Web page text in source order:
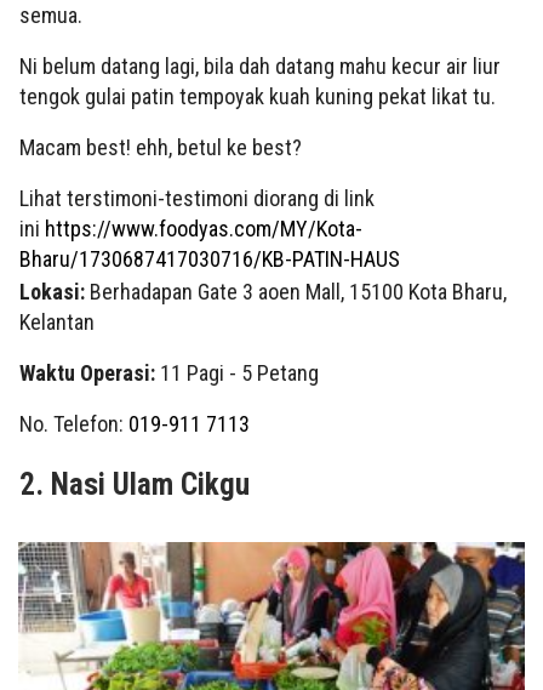
semua.
Ni belum datang lagi, bila dah datang mahu kecur air liur
tengok gulai patin tempoyak kuah kuning pekat likat tu.
Macam best! ehh, betul ke best?
Lihat terstimoni-testimoni diorang di link
ini https://www.foodyas.com/MY/Kota-
Bharu/1730687417030716/KB-PATIN-HAUS
Lokasi: Berhadapan Gate 3 aoen Mall, 15100 Kota Bharu,
Kelantan
Waktu Operasi: 11 Pagi - 5 Petang
No. Telefon: 019-911 7113
2. Nasi Ulam Cikgu